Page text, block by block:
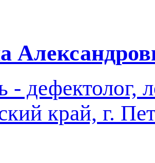
- дефектолог,
край, г.